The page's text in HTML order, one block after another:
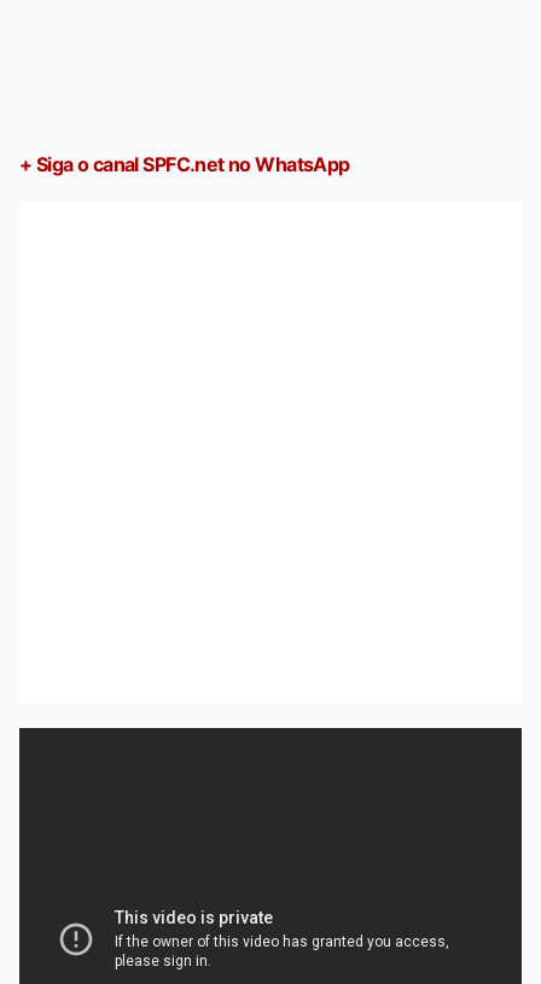
+ Siga o canal SPFC.net no WhatsApp